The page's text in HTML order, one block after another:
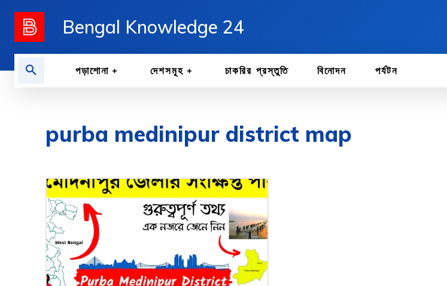
Bengal Knowledge 24
পড়াশোনা দেশসমূহ চাকরির প্রস্তুতি বিনোদন পর্যটন
purba medinipur district map